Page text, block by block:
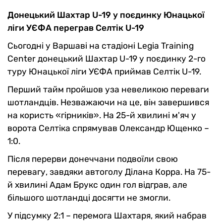
Донецький Шахтар U-19 у поєдинку Юнацької
ліги УЄФА переграв Селтік U-19
Сьогодні у Варшаві на стадіоні Legia Training
Center донецький Шахтар U-19 у поєдинку 2-го
туру Юнацької ліги УЄФА приймав Селтік U-19.
Перший тайм пройшов уза невеликою переваги
шотландців. Незважаючи на це, він завершився
на користь «гірників». На 25-й хвилині м'яч у
ворота Селтіка спрямував Олександр Ющенко –
1:0.
Після перерви донеччани подвоїли свою
перевагу, завдяки автоголу Ділана Корра. На 75-
й хвилині Адам Брукс один гол відграв, але
більшого шотландці досягти не змогли.
У підсумку 2:1 – перемога Шахтаря, який набрав